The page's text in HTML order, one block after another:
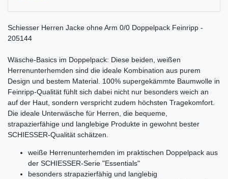
Schiesser Herren Jacke ohne Arm 0/0 Doppelpack Feinripp -
205144
Wäsche-Basics im Doppelpack: Diese beiden, weißen
Herrenunterhemden sind die ideale Kombination aus purem
Design und bestem Material. 100% supergekämmte Baumwolle in
Feinripp-Qualität fühlt sich dabei nicht nur besonders weich an
auf der Haut, sondern verspricht zudem höchsten Tragekomfort.
Die ideale Unterwäsche für Herren, die bequeme,
strapazierfähige und langlebige Produkte in gewohnt bester
SCHIESSER-Qualität schätzen.
weiße Herrenunterhemden im praktischen Doppelpack aus
der SCHIESSER-Serie "Essentials"
besonders strapazierfähig und langlebig